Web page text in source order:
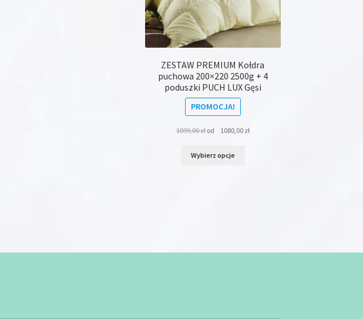
ZESTAW PREMIUM Kołdra
puchowa 200×220 2500g + 4
poduszki PUCH LUX Gęsi
PROMOCJA!
1099,00zł od 1080,00 zł
Wybierz opcje
stronie